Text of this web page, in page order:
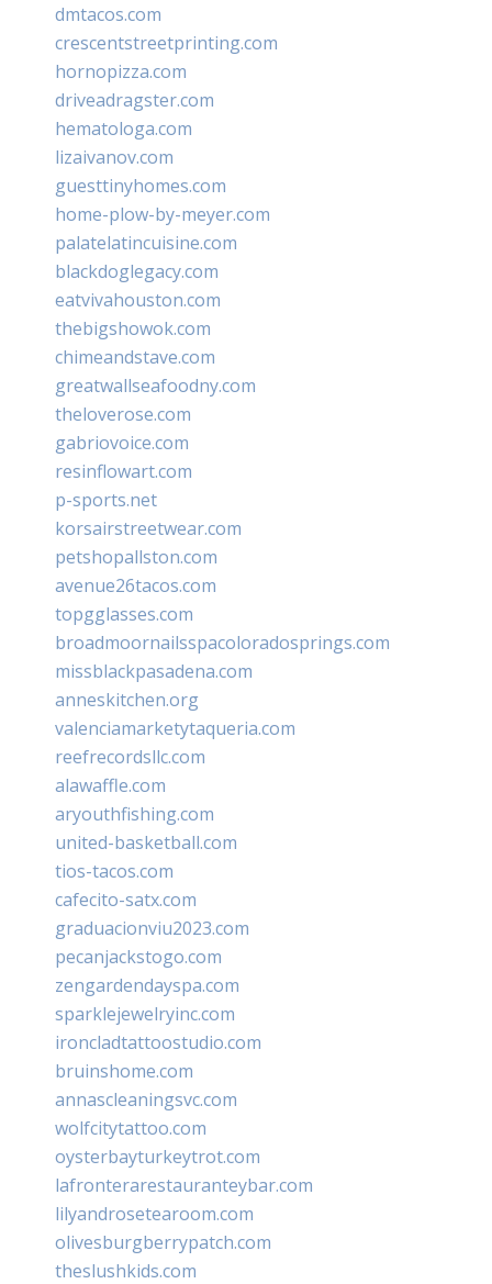
dmtacos.com
crescentstreetprinting.com
hornopizza.com
driveadragster.com
hematologa.com
lizaivanov.com
guesttinyhomes.com
home-plow-by-meyer.com
palatelatincuisine.com
blackdoglegacy.com
eatvivahouston.com
thebigshowok.com
chimeandstave.com
greatwallseafoodny.com
theloverose.com
gabriovoice.com
resinflowart.com
p-sports.net
korsairstreetwear.com
petshopallston.com
avenue26tacos.com
topgglasses.com
broadmoornailsspacoloradosprings.com
missblackpasadena.com
anneskitchen.org
valenciamarketytaqueria.com
reefrecordsllc.com
alawaffle.com
aryouthfishing.com
united-basketball.com
tios-tacos.com
cafecito-satx.com
graduacionviu2023.com
pecanjackstogo.com
zengardendayspa.com
sparklejewelryinc.com
ironcladtattoostudio.com
bruinshome.com
annascleaningsvc.com
wolfcitytattoo.com
oysterbayturkeytrot.com
lafronterarestauranteybar.com
lilyandrosetearoom.com
olivesburgberrypatch.com
theslushkids.com